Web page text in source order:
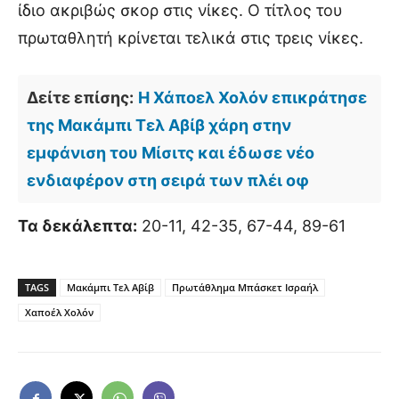
ίδιο ακριβώς σκορ στις νίκες. Ο τίτλος του
πρωταθλητή κρίνεται τελικά στις τρεις νίκες.
Δείτε επίσης: Η Χάποελ Χολόν επικράτησε
της Μακάμπι Τελ Αβίβ χάρη στην
εμφάνιση του Μίσιτς και έδωσε νέο
ενδιαφέρον στη σειρά των πλέι οφ
Τα δεκάλεπτα: 20-11, 42-35, 67-44, 89-61
TAGS Μακάμπι Τελ Αβίβ
Πρωτάθλημα Μπάσκετ Ισραήλ
Χαποέλ Χολόν